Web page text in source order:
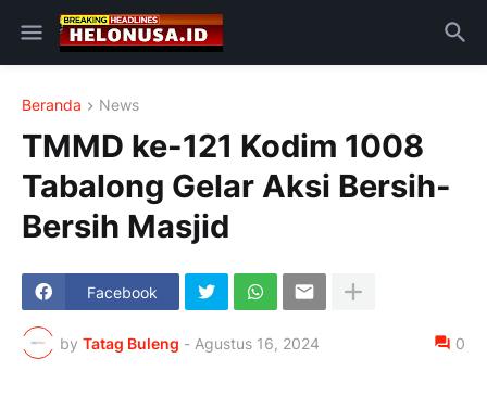
Beranda News
TMMD ke-121 Kodim 1008
Tabalong Gelar Aksi Bersih-
Bersih Masjid
Facebook
by Tatag Buleng - Agustus 16, 2024 0